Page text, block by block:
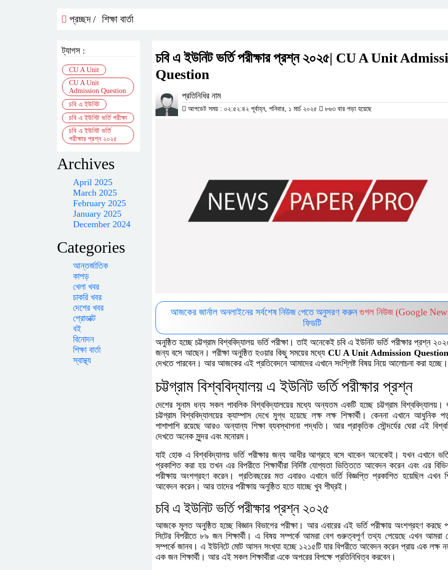
প্রচ্ছদ / শিক্ষা বার্তা
চবি এ ইউনিট ভর্তি পরীক্ষার প্রশ্ন ২০২৫| CU A Unit
Question
প্রতিনিধির নাম
আপডেট সময় : ০২:৫২:৪২ পূর্বাহ্ন, শনিবার, ১ মার্চ ২০২৫ ৮৬৩ বার পড়া হয়েছে
আজকের জার্নাল অনলাইনের সর্বশেষ নিউজ পেতে অনুসরণ করুনগুগল নিউজ (Google
ফিডটি
অনুষ্ঠিত হচ্ছে চট্টগ্রাম বিশ্ববিদ্যালয় ভর্তি পরীক্ষা। তাই অনেকেই চবি এ ইউনিট ভর্তি পরীক্ষার প্রশ্ন
জন্য বসে আছেন। পরীক্ষা অনুষ্ঠিত হওয়ার কিছু সময়ের মধ্যে CU A Unit Admission
দেখতে পারবেন। আর আজকের এই প্রতিবেদনে আমাদের এখানে সংশ্লিষ্ট বিষয় নিয়ে আলোচনা করা হচ্ছে।
চট্টগ্রাম বিশ্ববিদ্যালয় এ ইউনিট ভর্তি পরীক্ষার প্রশ্ন
দেশের সুনাম ধন্য সকল পাবলিক বিশ্ববিদ্যালয়ের মধ্যে অন্যতম একটি হচ্ছে চট্টগ্রাম বিশ্ববিদ্যালয়।
চট্টগ্রাম বিশ্ববিদ্যালয়ের ক্যাম্পাস দেখে মুগ্ধ হয়েছে লক্ষ লক্ষ শিক্ষার্থী। কেননা এখানে আধুনিক
পাশাপাশি রয়েছে আরও অন্যান্য শিক্ষা ব্যবস্থাপনা পদ্ধতি। আর প্রাকৃতিক সৌন্দর্যের ঘেরা এই
দেখতে অনেক সুন্দর এবং মনোরম।
যাই হোক এ বিশ্ববিদ্যালয় ভর্তি পরীক্ষার জন্য আধীর আগ্রহে বসে থাকেন অনেকেই। যখন এখানে
প্রকাশিত করা হয় তখন এর বিপরীতে শিক্ষার্থীরা নির্দিষ্ট যোগ্যতা ভিত্তিতে আবেদন করেন এবং এর
পরীক্ষায় অংশগ্রহণ করেন। প্রতিবছরের মত এবারও এখানে ভর্তি বিজ্ঞপ্তি প্রকাশিত হয়েছিল এখন
আবেদন করেন। আর তাদের পরীক্ষায় অনুষ্ঠিত হতে যাচ্ছে খুব শীঘ্রই।
চবি এ ইউনিট ভর্তি পরীক্ষার প্রশ্ন ২০২৫
আজকে মূলত অনুষ্ঠিত হচ্ছে বিজ্ঞান বিভাগের পরীক্ষা। আর এবারের এই ভর্তি পরীক্ষায় অংশগ্রহণ করছে
সিটের বিপরীতে ৮৯ জন শিক্ষার্থী। এ বিষয় সম্পর্কে আমরা বেশ গুরুত্বপূর্ণ তথ্য পেয়েছে এখন আমরা
সম্পর্কে জানব। এ ইউনিটে মোট আসন সংখ্যা হচ্ছে ১২১৫টি যার বিপরীতে আবেদন করেন প্রায় এক লক্ষ
এক জন শিক্ষার্থী। আর এই সকল শিক্ষার্থীরা একে অপরের বিপক্ষে প্রতিনিধিত্ব করবেন।
ট্যাগস :
CU A Unit
CU A Unit
Admission Question
চবি এ ইউনিট
চবি এ ইউনিট ভর্তি পরীক্ষা
চবি এ ইউনিট ভর্তি
পরীক্ষার প্রশ্ন ২০২৫
Archives
April 2025
March 2025
February 2025
January 2025
December 2024
Categories
আন্তর্জাতিক
কাপড়
খেলা খবর
চাকরি খবর
দেশের খবর
প্রোডাক্ট
বই
বিনোদন
শিক্ষা বার্তা
স্বাস্থ্য